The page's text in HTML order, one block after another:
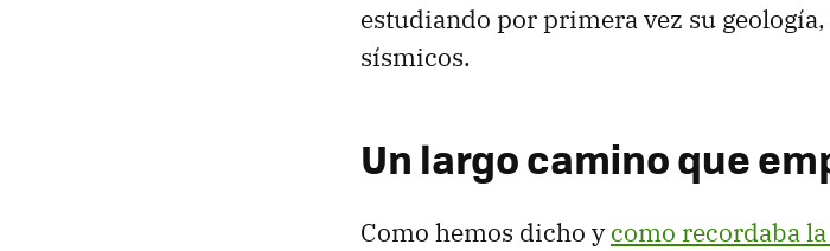
estudiando por primera vez su
sísmicos.
Un largo camino que
Como hemos dicho ycomo recordaba